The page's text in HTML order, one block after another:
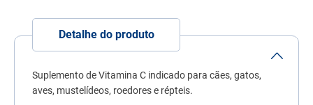
Detalhe do produto
Suplemento de Vitamina C indicado para cães, gatos,
aves, mustelídeos, roedores e répteis.
areia
5º
ração
6º
fórmula natural
7 º
quatree